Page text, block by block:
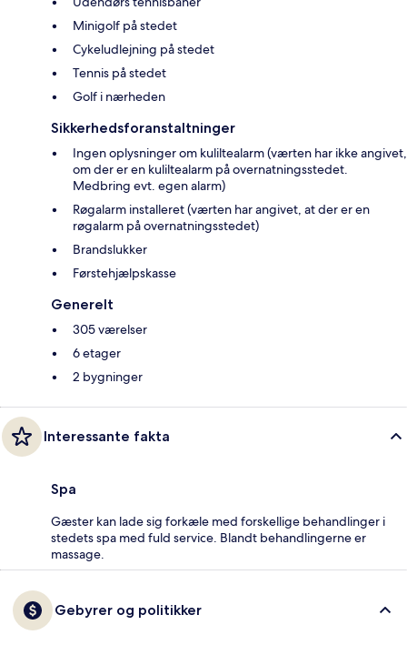
Minigolf på stedet
Cykeludlejning på stedet
Tennis på stedet
Golf i nærheden
Sikkerhedsforanstaltninger
Ingen oplysninger om kuliltealarm (værten har ikke angivet,
om der er en kuliltealarm på overnatningsstedet.
Medbring evt. egen alarm)
Røgalarm installeret (værten har angivet, at der er en
røgalarm på overnatningsstedet)
Brandslukker
Førstehjælpskasse
Generelt
305 værelser
6 etager
2 bygninger
Interessante fakta
Spa
Gæster kan lade sig forkæle med forskellige behandlinger i
stedets spa med fuld service. Blandt behandlingerne er
massage.
Gebyrer og politikker